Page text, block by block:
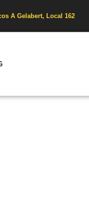
A Gelabert, Local 162